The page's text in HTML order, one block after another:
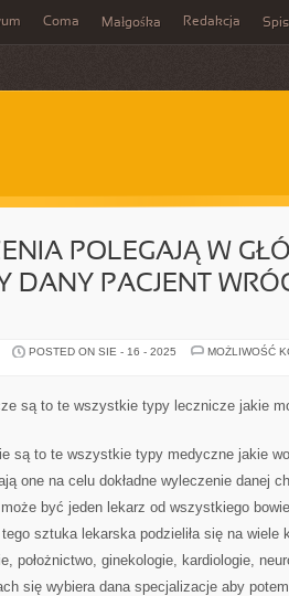
Coma Małgośka Redakcja
POLEGAJĄ W
DANY PACJENT
POSTED ON SIE - 16 - 2025
MOŻLIWOŚĆ
są to te wszystkie typy lecznicze jakie
są to te wszystkie typy medyczne jakie
one na celu dokładne wyleczenie danej
być jeden lekarz od wszystkiego
tego sztuka lekarska podzieliła się na wiele
położnictwo, ginekologie, kardiologie,
się wybiera dana specjalizacje aby